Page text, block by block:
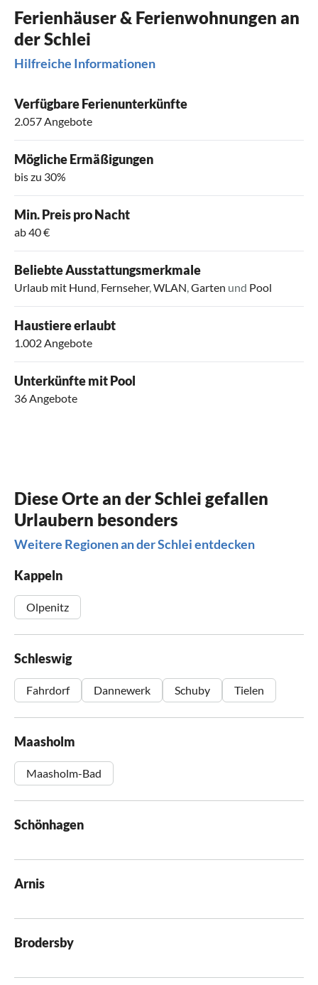
Ferienhäuser & Ferienwohnungen an
der Schlei
Hilfreiche Informationen
Verfügbare Ferienunterkünfte
2.057 Angebote
Mögliche Ermäßigungen
bis zu 30%
Min. Preis pro Nacht
ab 40 €
Beliebte Ausstattungsmerkmale
Urlaub mit Hund, Fernseher,WLAN,Garten und Pool
Haustiere erlaubt
1.002 Angebote
Unterkünfte mit Pool
36 Angebote
Diese Orte an der Schlei gefallen
Urlaubern besonders
Weitere Regionen an der Schlei entdecken
Kappeln
Olpenitz
Schleswig
Fahrdorf Dannewerk Schuby Tielen
Maasholm
Maasholm-Bad
Schönhagen
Arnis
Brodersby